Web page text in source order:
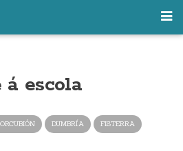
escola
DUMBRÍA FISTERRA